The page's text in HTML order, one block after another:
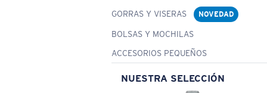
GORRAS Y VISERAS
NOVEDAD
BOLSAS Y MOCHILAS
ACCESORIOS PEQUEÑOS
NUESTRA SELECCIÓN